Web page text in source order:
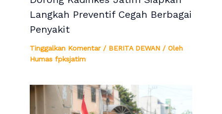
Langkah Preventif Cegah Berbagai
Penyakit
Tinggalkan Komentar / BERITA DEWAN / Oleh
Humas fpksjatim